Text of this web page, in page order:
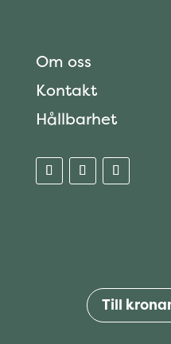
Om oss
Kontakt
Hållbarhet
Till